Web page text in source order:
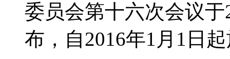
委员会第十六次会议
布，自2016年1月1日